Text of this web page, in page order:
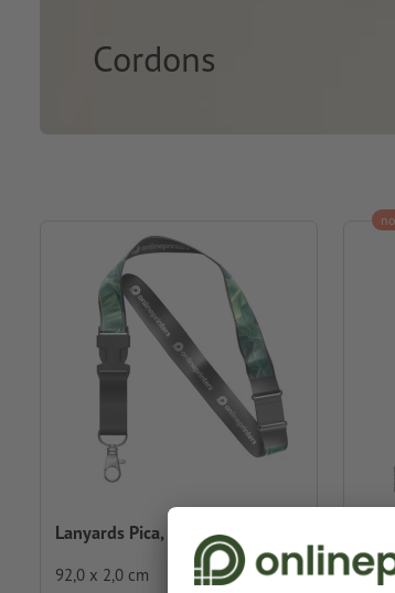
Cordons
Lanyards Pica, 4/4
92,0 x 2,0 cm 62,0